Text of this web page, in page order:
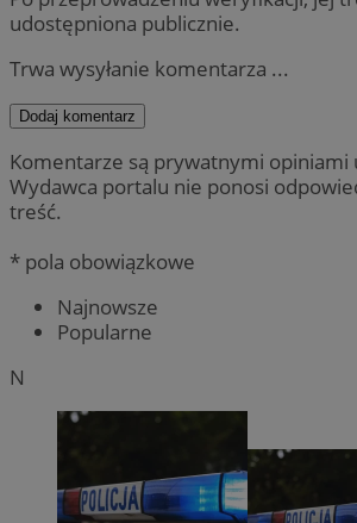
udostępniona publicznie.
Trwa wysyłanie komentarza ...
Dodaj komentarz
Komentarze są prywatnymi opiniami
Wydawca portalu nie ponosi
treść.
* pola obowiązkowe
Najnowsze
Popularne
N